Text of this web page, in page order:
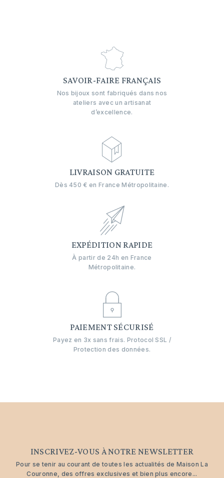
SAVOIR-FAIRE FRANÇAIS
Nos bijoux sont fabriqués dans nos
ateliers avec un artisanat
d’excellence.
LIVRAISON GRATUITE
Dès 450 € en France Métropolitaine.
EXPÉDITION RAPIDE
À partir de 24h en France
Métropolitaine.
PAIEMENT SÉCURISÉ
Payez en 3x sans frais. Protocol SSL /
Protection des données.
INSCRIVEZ-VOUS À NOTRE NEWSLETTER
Pour se tenir au courant de toutes les actualités de Maison La
Couronne, des offres exclusives et bien plus encore...